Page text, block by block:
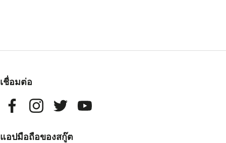
เชื่อมต่อ
แอปมือถือของสกู๊ต